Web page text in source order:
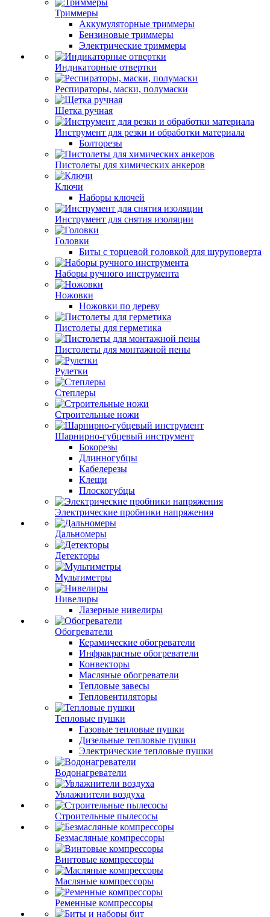
Триммеры
Аккумуляторные триммеры
Бензиновые триммеры
Электрические триммеры
Индикаторные отвертки
Респираторы, маски, полумаски
Щетка ручная
Инструмент для резки и обработки материала
Болторезы
Пистолеты для химических анкеров
Ключи
Наборы ключей
Инструмент для снятия изоляции
Головки
Биты с торцевой головкой для шуруповерта
Наборы ручного инструмента
Ножовки
Ножовки по дереву
Пистолеты для герметика
Пистолеты для монтажной пены
Рулетки
Степлеры
Строительные ножи
Шарнирно-губцевый инструмент
Бокорезы
Длинногубцы
Кабелерезы
Клещи
Плоскогубцы
Электрические пробники напряжения
Дальномеры
Детекторы
Мультиметры
Нивелиры
Лазерные нивелиры
Обогреватели
Керамические обогреватели
Инфракрасные обогреватели
Конвекторы
Масляные обогреватели
Тепловые завесы
Тепловентиляторы
Тепловые пушки
Газовые тепловые пушки
Дизельные тепловые пушки
Электрические тепловые пушки
Водонагреватели
Увлажнители воздуха
Строительные пылесосы
Безмасляные компрессоры
Винтовые компрессоры
Масляные компрессоры
Ременные компрессоры